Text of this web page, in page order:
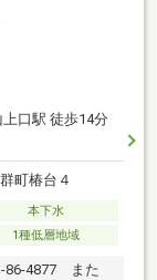
口駅 徒歩14分
町椿台４
本下水
1種低層地域
86-4877 また